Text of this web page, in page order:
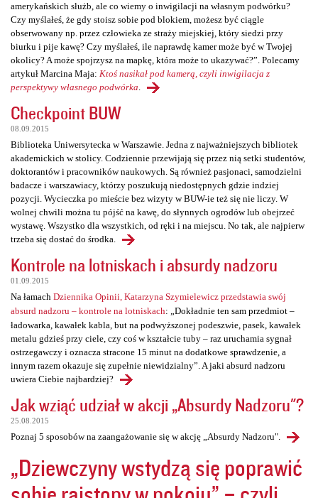
amerykańskich służb, ale co wiemy o inwigilacji na własnym podwórku?
Czy myślałeś, że gdy stoisz sobie pod blokiem, możesz być ciągle
obserwowany np. przez człowieka ze straży miejskiej, który siedzi przy
biurku i pije kawę? Czy myślałeś, ile naprawdę kamer może być w Twojej
okolicy? A może spojrzysz na mapkę, która może to ukazywać?”. Polecamy
artykuł Marcina Maja: Ktoś nasikał pod kamerą, czyli inwigilacja z
perspektywy własnego podwórka
Checkpoint BUW
08.09.2015
Biblioteka Uniwersytecka w Warszawie. Jedna z najważniejszych bibliotek
akademickich w stolicy. Codziennie przewijają się przez nią setki studentów,
doktorantów i pracowników naukowych. Są również pasjonaci, samodzielni
badacze i warszawiacy, którzy poszukują niedostępnych gdzie indziej
pozycji. Wycieczka po mieście bez wizyty w BUW-ie też się nie liczy. W
wolnej chwili można tu pójść na kawę, do słynnych ogrodów lub obejrzeć
wystawę. Wszystko dla wszystkich, od ręki i na miejscu. No tak, ale najpierw
trzeba się dostać do środka.
Kontrole na lotniskach i absurdy nadzoru
01.09.2015
Na łamach Dziennika Opinii, Katarzyna Szymielewicz przedstawia swój
absurd nadzoru – kontrole na lotniskach: „Dokładnie ten sam przedmiot –
ładowarka, kawałek kabla, but na podwyższonej podeszwie, pasek, kawałek
metalu gdzieś przy ciele, czy coś w kształcie tuby – raz uruchamia sygnał
ostrzegawczy i oznacza stracone 15 minut na dodatkowe sprawdzenie, a
innym razem okazuje się zupełnie niewidzialny”. A jaki absurd nadzoru
uwiera Ciebie najbardziej?
Jak wziąć udział w akcji „Absurdy Nadzoru"?
25.08.2015
Poznaj 5 sposobów na zaangażowanie się w akcję „Absurdy Nadzoru".
„Dziewczyny wstydzą się poprawić